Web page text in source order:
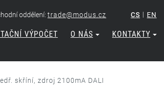
oddělení: trade@modus.cz CS | EN
VÝPOČET O NÁS KONTAKTY
skříní, zdroj 2100mA DALI